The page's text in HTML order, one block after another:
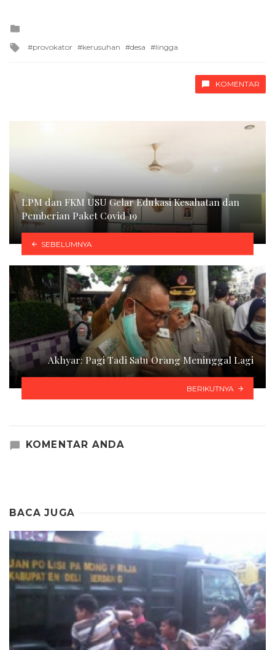
Tagged
provokator kerusuhan desa lingga
KOMENTAR
LPM dan FKM USU Gelar Edukasi Kesahatan dan
Pemberian Paket Covid 19
SEBELUMNYA
Akhyar: Pagi Tadi Satu Orang Meninggal Lagi
BERIKUTNYA
KOMENTAR ANDA
BACA JUGA